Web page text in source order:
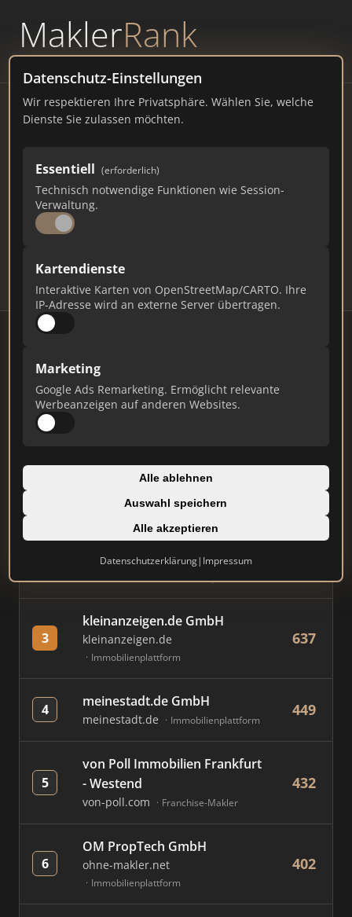
MaklerRank
powered byWAVEPOINT
Datenschutz-Einstellungen
Wir respektieren Ihre Privatsphäre. Wählen Sie, welche
Dienste Sie zulassen möchten.
Essentiell (erforderlich)
Technisch notwendige Funktionen wie Session-
Verwaltung.
Kartendienste
Interaktive Karten von OpenStreetMap/CARTO. Ihre
IP-Adresse wird an externe Server übertragen.
Marketing
Google Ads Remarketing. Ermöglicht relevante
Werbeanzeigen auf anderen Websites.
Alle ablehnen
Auswahl speichern
Alle akzeptieren
Datenschutzerklärung| Impressum
Immobilienmakler
Lüneburg – Ranking Juli
2026
NIEDERSACHSEN
88
Makler Makler-Keywords
Stand: Juli 2026
#
Immobilien Scout GmbH
immobilienscout24.de
AVIV Germany GmbH
3
kleinanzeigen.de GmbH
kleinanzeigen.de
Immobilienplattform
637
4 meinestadt.de GmbH
meinestadt.de Immobilienplattform
449
5
von Poll Immobilien Frankfurt
- Westend
von-poll.com Franchise-Makler
432
6
OM PropTech GmbH
ohne-makler.net
Immobilienplattform
402